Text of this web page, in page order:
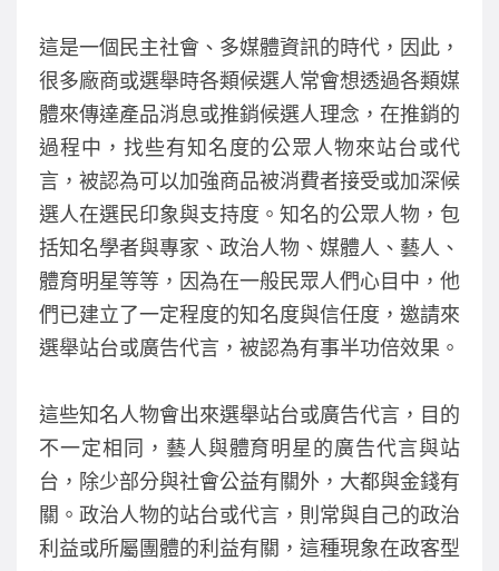
e
b
o
o
k
er
這是一個民主社會、多媒體資訊的時代，因此，
很多廠商或選舉時各類候選人常會想透過各類媒
體來傳達產品消息或推銷候選人理念，在推銷的
過程中，找些有知名度的公眾人物來站台或代
言，被認為可以加強商品被消費者接受或加深候
選人在選民印象與支持度。知名的公眾人物，包
括知名學者與專家、政治人物、媒體人、藝人、
體育明星等等，因為在一般民眾人們心目中，他
們已建立了一定程度的知名度與信任度，邀請來
選舉站台或廣告代言，被認為有事半功倍效果。
這些知名人物會出來選舉站台或廣告代言，目的
不一定相同，藝人與體育明星的廣告代言與站
台，除少部分與社會公益有關外，大都與金錢有
關。政治人物的站台或代言，則常與自己的政治
利益或所屬團體的利益有關，這種現象在政客型